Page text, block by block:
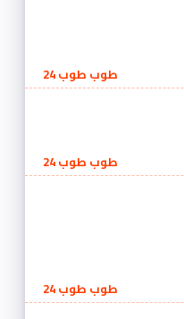
طوب طوب 24
طوب طوب 24
طوب طوب 24